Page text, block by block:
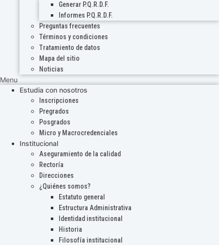
Generar P.Q.R.D.F.
Informes P.Q.R.D.F.
Preguntas frecuentes
Términos y condiciones
Tratamiento de datos
Mapa del sitio
Noticias
Menu
Estudia con nosotros
Inscripciones
Pregrados
Posgrados
Micro y Macrocredenciales
Institucional
Aseguramiento de la calidad
Rectoría
Direcciones
¿Quiénes somos?
Estatuto general
Estructura Administrativa
Identidad institucional
Historia
Filosofía institucional